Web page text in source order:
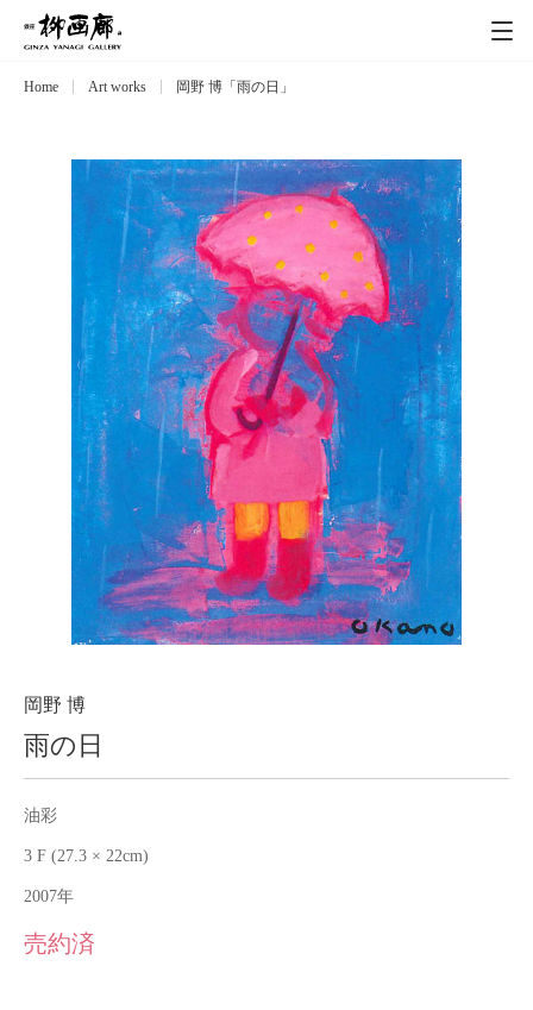
Exhibitions
Event イベント
作家
Art works 作品一覧
Catalog カタログ
Schedule スケジュール
会社案内
ブログ
Contact
Purchase assessment
Home Art works 岡野 博「雨の日」
岡野 博
雨の日
油彩
3 F (27.3 × 22cm)
2007年
売約済